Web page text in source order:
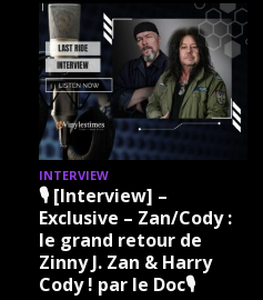
INTERVIEW
🎙 [Interview] –
Exclusive – Zan/Cody :
le grand retour de
Zinny J. Zan & Harry
Cody ! par le Doc🎙